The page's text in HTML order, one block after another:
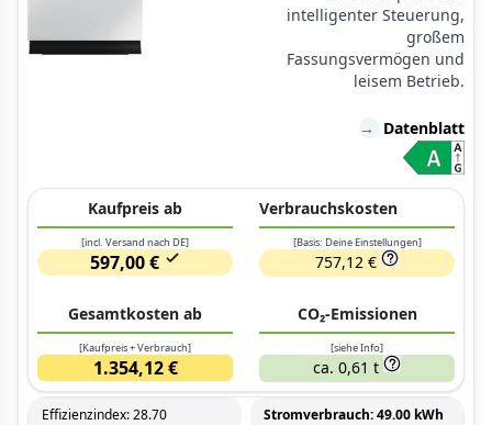
intelligenter Steuerung,
großem
Fassungsvermögen und
leisem Betrieb.
→ Datenblatt
Kaufpreis ab
[incl. Versand nach DE]
597,00 €
Verbrauchskosten
[Basis: Deine Einstellungen]
757,12 €
Gesamtkosten ab
[Kaufpreis + Verbrauch]
1.354,12 €
CO₂-Emissionen
[siehe Info]
ca. 0,61 t
Effizienzindex: 28.70 Stromverbrauch: 49.00 kWh